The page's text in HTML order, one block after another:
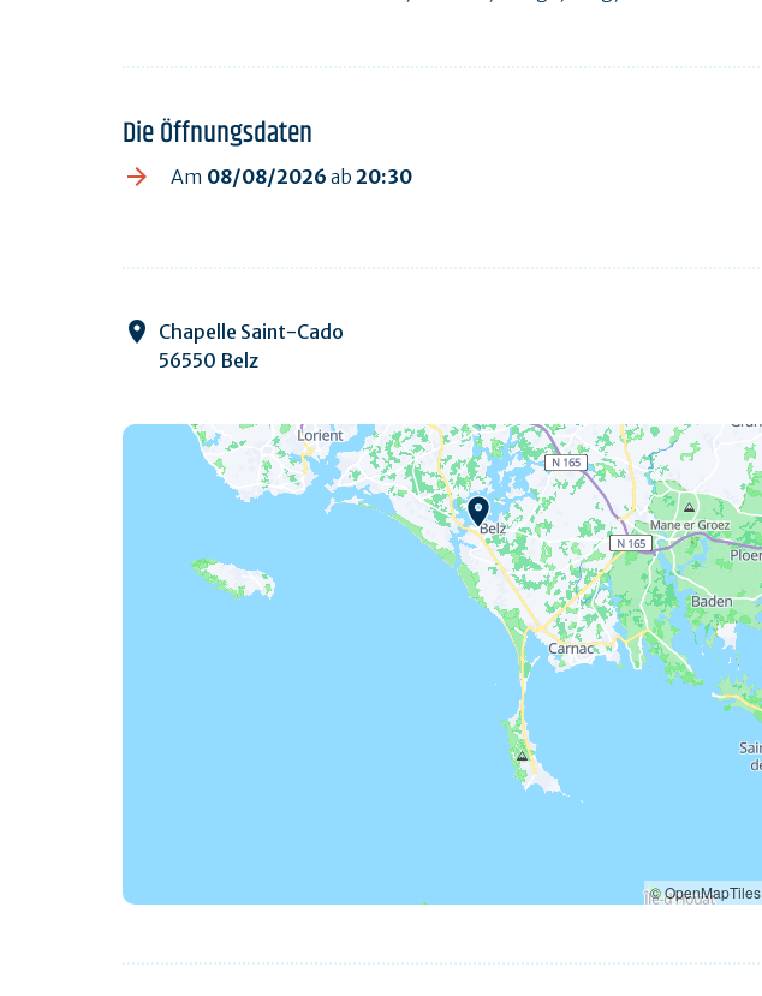
Die Öffnungsdaten
Am 08/08/2026 ab 20:30
Chapelle Saint-Cado
56550 Belz
© OpenMapTiles